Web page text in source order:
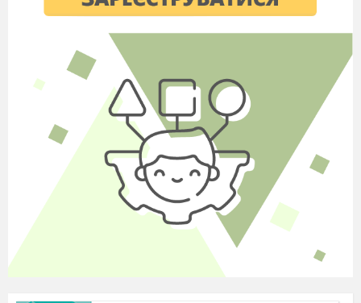
Складання і записування слів.
прямих складів
Закріплення звукового значення
Читання слів, речень. Бесіда на
України». Читання тексту за
Письмо великої букви Х,
нею. Списування речень, поданих
шрифтом
], позначення його буквами
вкінці складів і